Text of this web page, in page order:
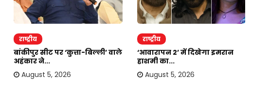
राष्ट्रीय
बांकीपुर सीट पर ‘कुत्ता-बिल्ली’ वाले
अहंकार ने...
August 5, 2026
राष्ट्रीय
‘आवारापन 2’ में दिखेगा इमरान
हाशमी का...
August 5, 2026